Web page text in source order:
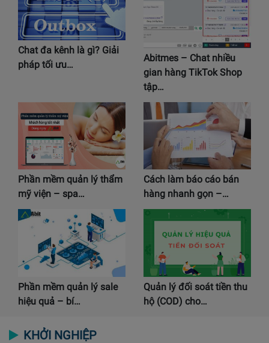
Chat đa kênh là gì? Giải
pháp tối ưu…
Abitmes – Chat nhiều
gian hàng TikTok Shop
tập…
Phần mềm quản lý thẩm
mỹ viện – spa…
Cách làm báo cáo bán
hàng nhanh gọn –…
Phần mềm quản lý sale
hiệu quả – bí…
Quản lý đối soát tiền thu
hộ (COD) cho…
KHỞI NGHIỆP